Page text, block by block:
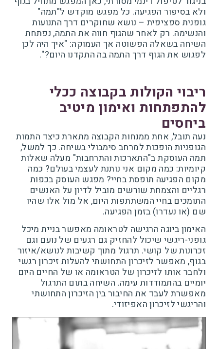
ולא בסיפור הפגיעה. כל מפגש מוקדש ל"תמה"
גופנית ספציפית – נושא שחוקרים דרך התנועות
והנשימה. רק לאחר שהגוף חווה את התמה, נפתחת
השיחה בשאלה הפשוטה אך העמוקה: "איך היה לכן
לפגוש את הגוף דרך התמה בה התקדנו היום?".
ריבוי הקולות בקבוצה ככלי
להתפתחות ואימון מיטיב
ביחסים
נעה תובל, אחת ממנחות הקבוצה מתארת כיצד התמות
הגופניות הופכות למרחב סימבולי בשיחה. כך למשל,
תמה העוסקת ב"התארכות והתרחבות" מעלה שאלות
קיומיות: כמה מקום אני נותנת לעצמי בעולם? כמה
מקום הפגיעה תופסת בחיי? מפגש העוסק בכפות
רגליים והצמחת שורשים מוביל לדיון על האנשים
התומכים בחיי המשתתפות היום, אל מול אלו שהיו
שם (או נעדרו) בזמן הפגיעה.
האימון ביוגה הרגישה לטראומה מאפשר בניית מיכל
גופני-ריגשי שיכול להחזיק גם רגעים של נועם וגם
זכרונות של קושי. תרגול מתוך קשיבות לנושא/איזור
בגוף, מאפשר לזיכרון התחושתי להעלות זיכרון רגשי
ולחבר אותו לזיכרון של הטראומה או של החיים היום
יומיים בהתמודדות עימה. השיחה בתום התרגול
מאפשרת לעבד את החיבור בין הזיכרון התחושתי
והריגשי לזיכרון האפיזודי.